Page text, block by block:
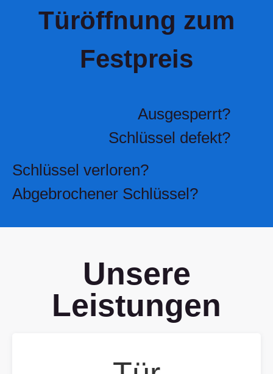
Türöffnung zum
Festpreis
Ausgesperrt?
Schlüssel defekt?
Schlüssel verloren?
Abgebrochener Schlüssel?
Unsere
Leistungen